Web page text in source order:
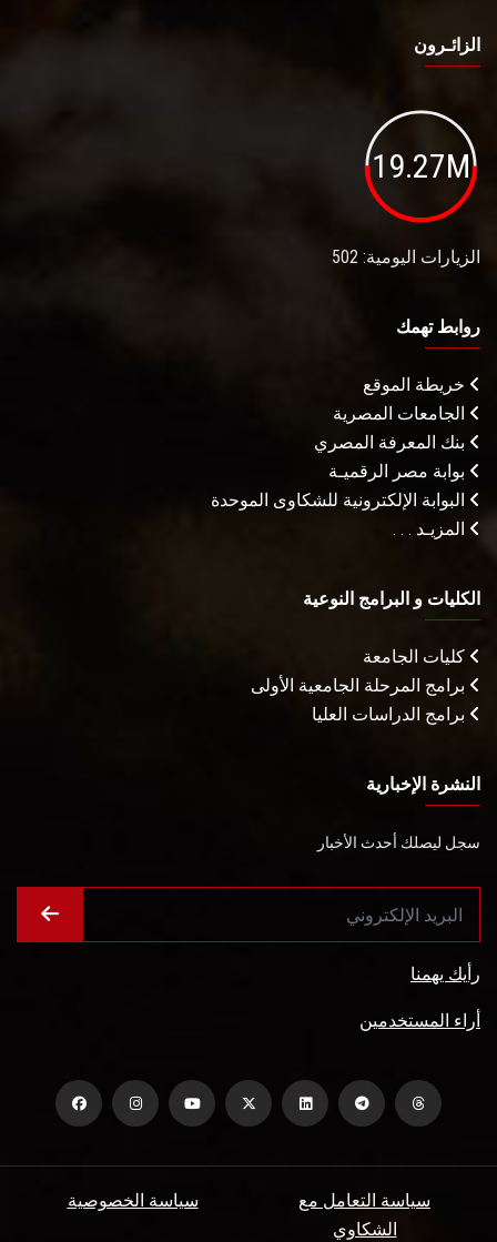
الزائـرون
19.27M
الزيارات اليومية: 502
روابط تهمك
خريطة الموقع
الجامعات المصرية
بنك المعرفة المصري
بوابة مصر الرقميـة
البوابة الإلكترونية للشكاوى الموحدة
المزيـد . . .
الكليات و البرامج النوعية
كليات الجامعة
برامج المرحلة الجامعية الأولى
برامج الدراسات العليا
النشرة الإخبارية
سجل ليصلك أحدث الأخبار
رأيك يهمنا
أراء المستخدمين
سياسة الخصوصية
سياسة التعامل مع
الشكاوي